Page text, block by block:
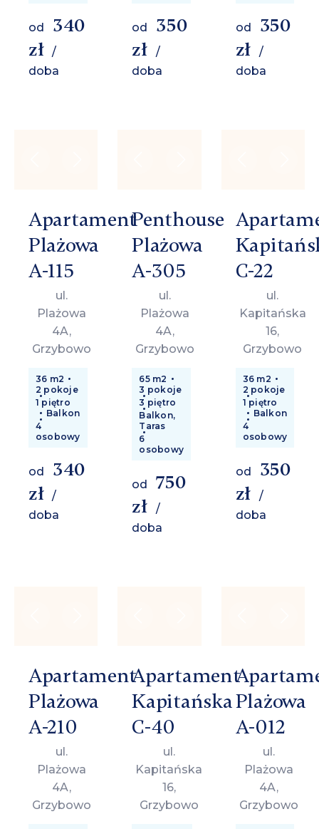
od
340
zł
/
doba
od
350
zł
/
doba
od
350
zł
/
doba
Apartament
Plażowa
A-115
ul.
Plażowa
4A,
Grzybowo
36 m2
2 pokoje
1 piętro
Balkon
4
osobowy
od
340
zł
/
doba
Penthouse
Plażowa
A-305
ul.
Plażowa
4A,
Grzybowo
65 m2
3 pokoje
3 piętro
Balkon,
Taras
6
osobowy
od
750
zł
/
doba
C-22
ul.
Kapitańska
16,
Grzybowo
36 m2
2 pokoje
1 piętro
Balkon
4
osobowy
od
350
zł
/
doba
Apartament
Plażowa
A-210
ul.
Plażowa
4A,
Grzybowo
Apartament
Kapitańska
C-40
ul.
Kapitańska
16,
Grzybowo
Plażowa
A-012
ul.
Plażowa
4A,
Grzybowo